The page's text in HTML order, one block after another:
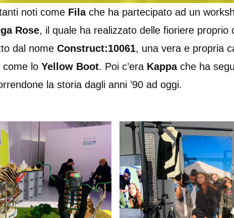
noti come Filache ha partecipato ad un
Rose, il quale ha realizzato delle fioriere proprio
dal nome Construct:10061, una vera e propria
come lo Yellow Boot. Poi c’era Kappache ha
la storia dagli anni ’90 ad oggi.